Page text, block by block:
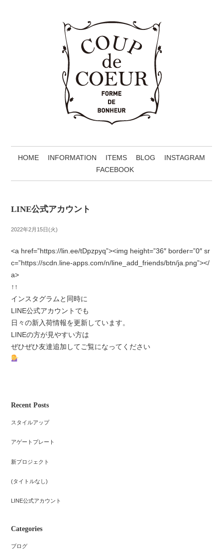
HOME INFORMATION ITEMS BLOG
INSTAGRAM
FACEBOOK
LINE公式アカウント
2022年2月15日(火)
<a href=”https://lin.ee/tDpzpyq”><img height=”36″ border=”0″ sr
c=”https://scdn.line-apps.com/n/line_add_friends/btn/ja.png”></
a>
↑↑
インスタグラムと同時に
LINE公式アカウントでも
日々の新入荷情報を更新しています。
LINEの方が見やすい方は
ぜひぜひ友達追加してご覧になってください
Recent Posts
スタイルアップ
アゲートプレート
新プロジェクト
(タイトルなし)
LINE公式アカウント
Categories
ブログ